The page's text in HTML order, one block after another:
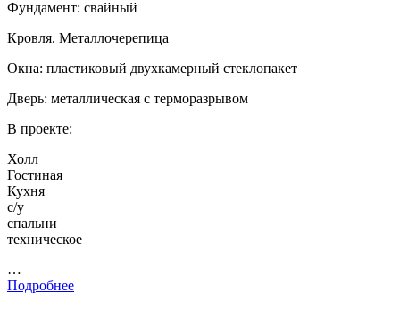
Фундамент: свайный
Кровля. Металлочерепица
Окна: пластиковый двухкамерный стеклопакет
Дверь: металлическая с терморазрывом
В проекте:
Холл
Гостиная
Кухня
с/у
спальни
техническое
…
Подробнее